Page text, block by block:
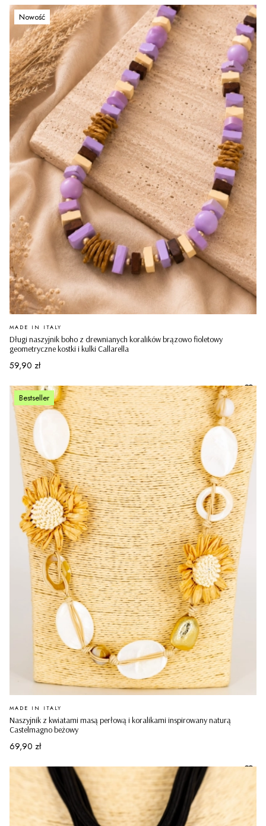
Nowość
Długi naszyjnik boho z drewnianych koralików brązowo fioletowy
geometryczne kostki i kulki Callarella
PRODUCENT
MADE IN ITALY
Cena
59,90 zł
Bestseller
Naszyjnik z kwiatami masą perłową i koralikami inspirowany naturą
Castelmagno beżowy
PRODUCENT
MADE IN ITALY
Cena
69,90 zł